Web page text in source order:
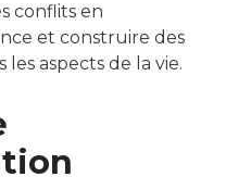
conflits en
et construire des
les aspects de la vie.